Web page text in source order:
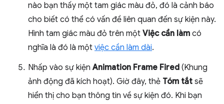
nào bạn thấy một tam giác màu đỏ, đó là cảnh báo
cho biết có thể có vấn đề liên quan đến sự kiện này.
Hình tam giác màu đỏ trên một Việc cần làm có
nghĩa là đó là một việc cần làm dài.
Nhấp vào sự kiệnAnimation Frame Fired (Khung
ảnh động đã kích hoạt). Giờ đây, thẻ Tóm tắt sẽ
hiển thị cho bạn thông tin về sự kiện đó. Khi bạn